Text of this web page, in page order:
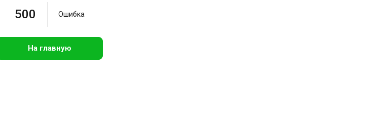
500 Ошибка
На главную